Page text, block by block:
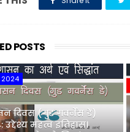
POSTS
2024
दिवस (गुड गवर्नेंस डे)
उद्देश्य महत्व इतिहास।